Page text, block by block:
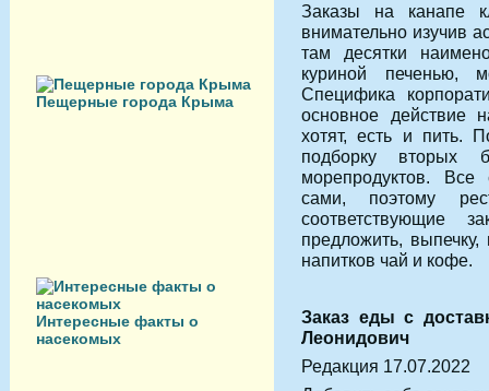
Пещерные города Крыма
Интересные факты о
насекомых
Заказы на канапе
внимательно изучив
там десятки
куриной печенью,
Специфика
основное действие
хотят, есть и пить.
подборку вторых
морепродуктов. Все
сами, поэтому
соответствующие
предложить,
напитков чай и кофе.
Заказ еды с
Леонидович
Редакция 17.07.2022